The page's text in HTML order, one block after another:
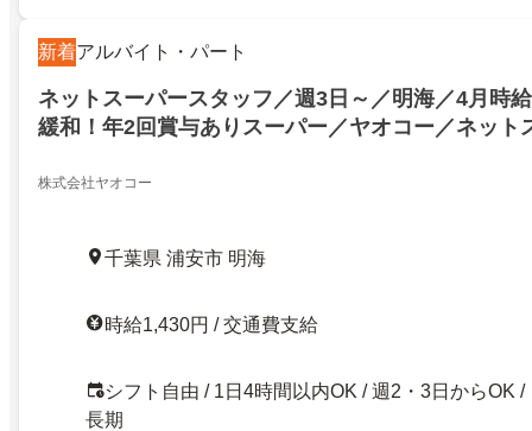
新着アルバイト・パート
ネットスーパースタッフ／週3日～／明海／4月時
緩和！年2回賞与ありスーパー／ヤオコー／ネット
株式会社ヤオコー
千葉県 浦安市 明海
時給1,430円 / 交通費支給
シフト自由 / 1日4時間以内OK / 週2・3日からOK /
長期